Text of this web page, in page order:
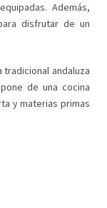
Además,
disfrutar de un
tradicional andaluza
de una cocina
y materias primas